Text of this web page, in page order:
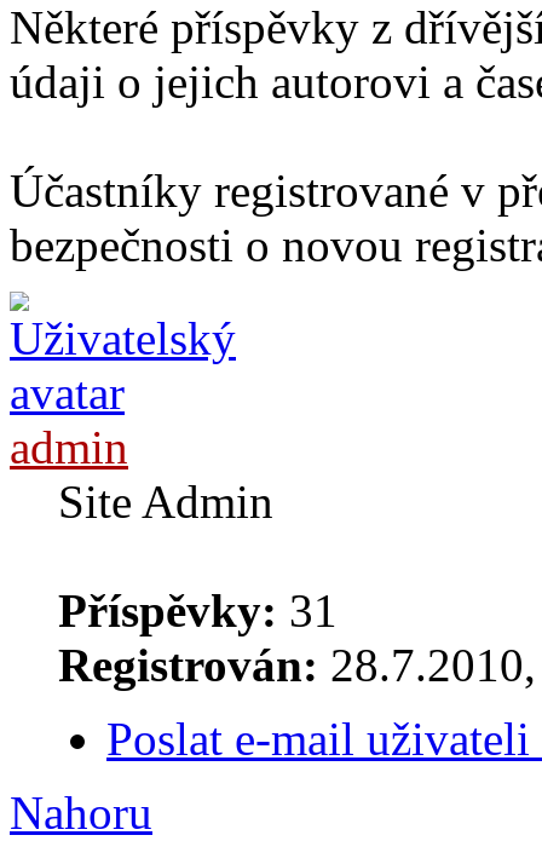
Některé příspěvky z
údaji o jejich autorovi a
Účastníky registrované v
bezpečnosti o novou
admin
Site Admin
Příspěvky: 31
Registrován:
Poslat e-mail
Nahoru